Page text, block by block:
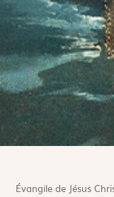
Évangile de Jésus